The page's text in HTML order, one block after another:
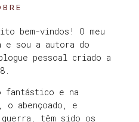
bem-vindos! O meu
e sou a autora do
pessoal criado a
fantástico e na
abençoado, e
guerra, têm sido os